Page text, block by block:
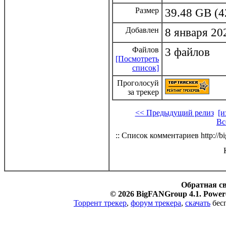
Размер 39.48 GB
Добавлен 8 января
Файлов
[Посмотреть
список]
3 файлов
Проголосуй
за трекер
<< Предыдущий релиз
:: Список комментариев http://
Обратная
© 2026 BigFANGroup 4.1.
Торрент трекер, форум трекера, скачать